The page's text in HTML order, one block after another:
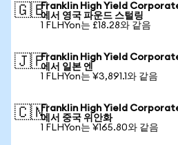
🇬🇧Franklin High Yield
에서 영국 파운드 스털링
1 FLHYon는 £18.28와 같음
🇯🇵Franklin High Yield
에서 일본 엔
1 FLHYon는 ¥3,891.1와 같음
🇨🇳Franklin High Yield
에서 중국 위안화
1 FLHYon는 ¥165.80와 같음